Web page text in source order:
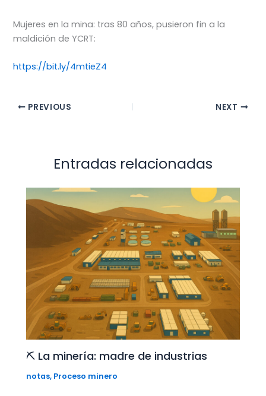
Mujeres en la mina: tras 80 años, pusieron fin a la
maldición de YCRT:
https://bit.ly/4mtieZ4
PREVIOUS NEXT
Entradas relacionadas
⛏️ La minería: madre de industrias
notas, Proceso minero